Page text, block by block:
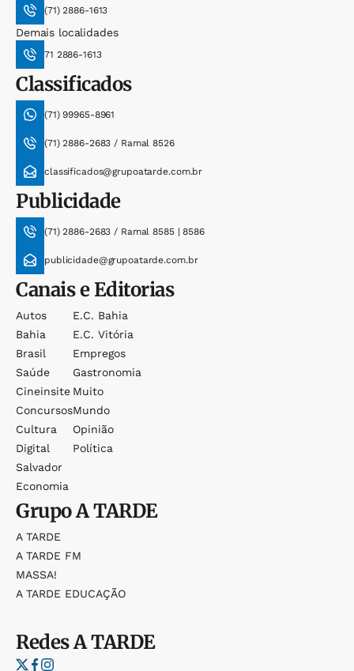
(71) 2886-1613
Demais localidades
71 2886-1613
Classificados
(71) 99965-8961
(71) 2886-2683 / Ramal 8526
classificados@grupoatarde.com.br
Publicidade
(71) 2886-2683 / Ramal 8585 | 8586
publicidade@grupoatarde.com.br
Canais e Editorias
Autos
Bahia
Brasil
Saúde
Cineinsite
Concursos
Cultura
Digital
Salvador
Economia
E.c. Bahia
E.c. Vitória
Empregos
Gastronomia
Muito
Mundo
Opinião
Política
GrupoA TARDE
A TARDE
A TARDE FM
MASSA!
A TARDE EDUCAÇÃO
RedesA TARDE